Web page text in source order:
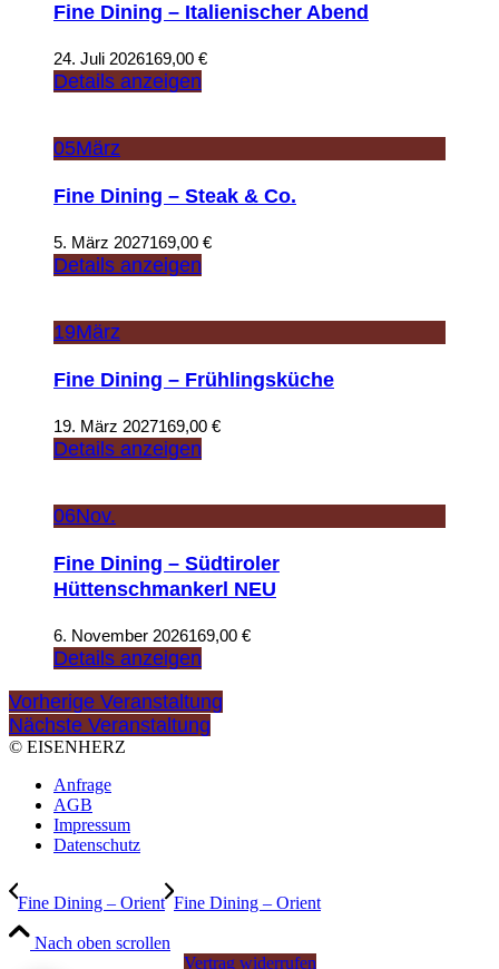
Fine Dining – Italienischer Abend
24. Juli 2026169,00 €
Details anzeigen
05März
Fine Dining – Steak & Co.
5. März 2027169,00 €
Details anzeigen
19März
Fine Dining – Frühlingsküche
19. März 2027169,00 €
Details anzeigen
06Nov.
Fine Dining – Südtiroler
Hüttenschmankerl NEU
6. November 2026169,00 €
Details anzeigen
Vorherige Veranstaltung
Nächste Veranstaltung
© EISENHERZ
Anfrage
AGB
Impressum
Datenschutz
Fine Dining – Orient Fine Dining – Orient
Nach oben scrollen
Vertrag widerrufen